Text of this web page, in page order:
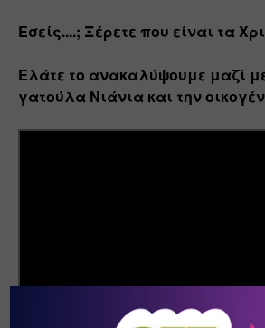
Εσείς....; Ξέρετε που είναι τα
Ελάτε το ανακαλύψουμε μαζί
γατούλα Νιάνια και την